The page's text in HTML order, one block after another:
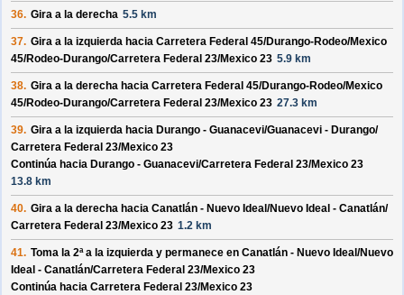
36. Gira a la derecha 5.5 km
37. Gira a la izquierda hacia Carretera Federal 45/Durango-Rodeo/Mexico
45/Rodeo-Durango/Carretera Federal 23/Mexico 23 5.9 km
38. Gira a la derecha hacia Carretera Federal 45/Durango-Rodeo/Mexico
45/Rodeo-Durango/Carretera Federal 23/Mexico 23 27.3 km
39. Gira a la izquierda hacia Durango - Guanacevi/Guanacevi - Durango/
Carretera Federal 23/Mexico 23
Continúa hacia Durango - Guanacevi/Carretera Federal 23/Mexico 23
13.8 km
40. Gira a la derecha hacia Canatlán - Nuevo Ideal/Nuevo Ideal - Canatlán/
Carretera Federal 23/Mexico 23 1.2 km
41. Toma la 2ª a la izquierda y permanece en Canatlán - Nuevo Ideal/Nuevo
Ideal - Canatlán/Carretera Federal 23/Mexico 23
Continúa hacia Carretera Federal 23/Mexico 23